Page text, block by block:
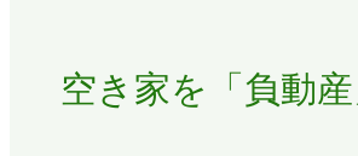
空き家を「負動